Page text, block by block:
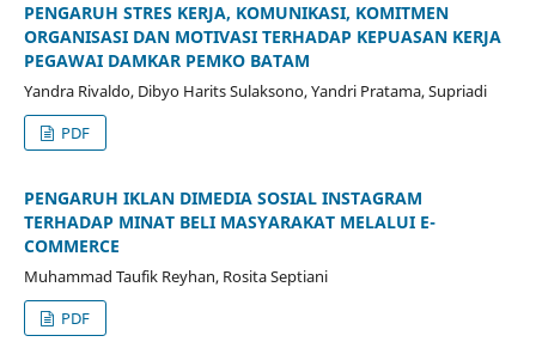
PENGARUH STRES KERJA, KOMUNIKASI, KOMITMEN
ORGANISASI DAN MOTIVASI TERHADAP KEPUASAN KERJA
PEGAWAI DAMKAR PEMKO BATAM
Yandra Rivaldo, Dibyo Harits Sulaksono, Yandri Pratama, Supriadi
PDF
PENGARUH IKLAN DIMEDIA SOSIAL INSTAGRAM
TERHADAP MINAT BELI MASYARAKAT MELALUI E-
COMMERCE
Muhammad Taufik Reyhan, Rosita Septiani
PDF